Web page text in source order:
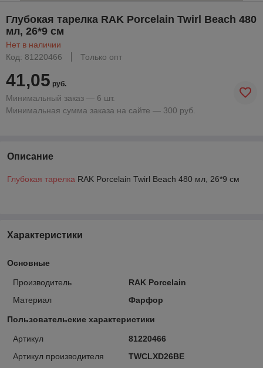
Глубокая тарелка RAK Porcelain Twirl Beach 480
мл, 26*9 см
Нет в наличии
Код: 81220466
Только опт
41,05 руб.
Минимальный заказ — 6 шт.
Минимальная сумма заказа на сайте — 300 руб.
Описание
Глубокая тарелка RAK Porcelain Twirl Beach 480 мл, 26*9 см
Характеристики
Основные
Производитель
RAK Porcelain
Материал
Фарфор
Пользовательские характеристики
Артикул
81220466
Артикул производителя
TWCLXD26BE